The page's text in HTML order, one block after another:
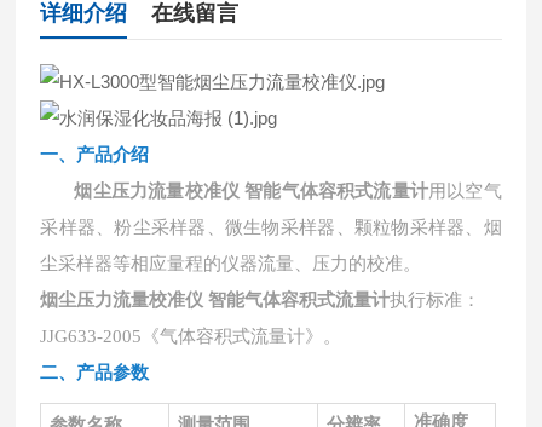
详细介绍 在线留言
一、产品介绍
烟尘压力流量校准仪 智能气体容积式流量计用以空气
采样器、粉尘采样器、微生物采样器、颗粒物采样器、烟
尘采样器等相应量程的仪器流量、压力的校准。
烟尘压力流量校准仪 智能气体容积式流量计执行标准：
JJG633-2005《气体容积式流量计》。
二、 产品参数
准确度